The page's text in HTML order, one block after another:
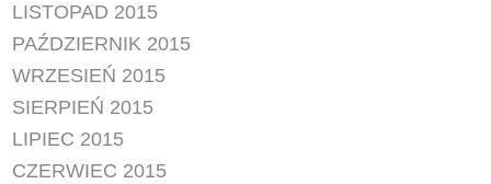
LISTOPAD 2015
PAŹDZIERNIK 2015
WRZESIEŃ 2015
SIERPIEŃ 2015
LIPIEC 2015
CZERWIEC 2015